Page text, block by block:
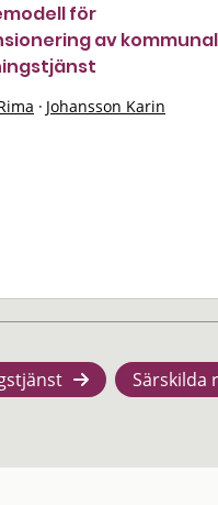
för
av kommunal
· Johansson Karin
Särskilda